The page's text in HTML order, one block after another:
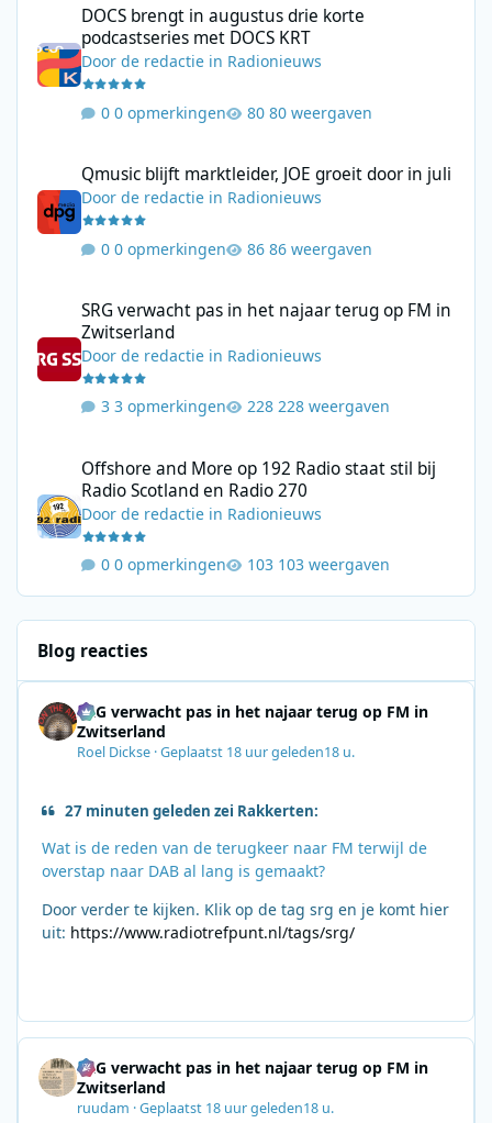
DOCS brengt in augustus drie korte
podcastseries met DOCS KRT
Doorde redactie in Radionieuws
0 opmerkingen 80 weergaven
Qmusic blijft marktleider, JOE groeit door in juli
Doorde redactie in Radionieuws
0 opmerkingen 86 weergaven
SRG verwacht pas in het najaar terug op FM in
Zwitserland
Doorde redactie in Radionieuws
3 opmerkingen 228 weergaven
Offshore and More op 192 Radio staat stil bij
Radio Scotland en Radio 270
Doorde redactie in Radionieuws
0 opmerkingen 103 weergaven
Blog reacties
SRG verwacht pas in het najaar terug op FM in
Zwitserland
Roel Dickse ·Geplaatst 18 uur geleden18 u.
27 minuten geleden zei Rakkerten:
Wat is de reden van de terugkeer naar FM terwijl de
overstap naar DAB al lang is gemaakt?
Door verder te kijken. Klik op de tag srg en je komt hier
uit: https://www.radiotrefpunt.nl/tags/srg/
SRG verwacht pas in het najaar terug op FM in
Zwitserland
ruudam ·Geplaatst 18 uur geleden18 u.